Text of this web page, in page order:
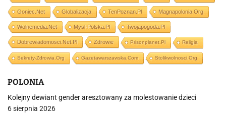
Goniec.net Globalizacja TenPoznan.pl Magnapolonia.org
Wolnemedia.net Mysl-Polska.pl Twojapogoda.pl
Dobrewiadomosci.net.pl Zdrowie Prisonplanet.pl Religia
Sekrety-Zdrowia.org Gazetawarszawska.com Stolikwolnosci.org
POLONIA
Kolejny dewiant gender aresztowany za molestowanie dzieci
6 sierpnia 2026